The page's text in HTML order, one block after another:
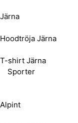
Järna
Hoodtröja Järna
T-shirt Järna
Sporter
Alpint